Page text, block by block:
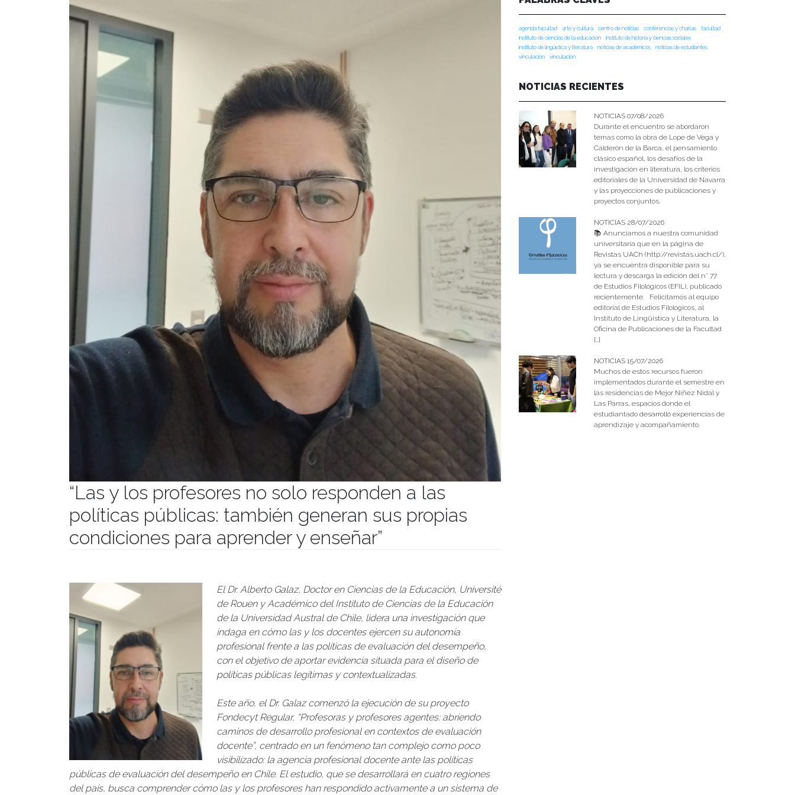
“Las y los profesores no solo responden a las
políticas públicas: también generan sus propias
condiciones para aprender y enseñar”
El Dr. Alberto Galaz, Doctor en Ciencias de la Educación, Université
de Rouen y Académico del Instituto de Ciencias de la Educación
de la Universidad Austral de Chile, lidera una investigación que
indaga en cómo las y los docentes ejercen su autonomía
profesional frente a las políticas de evaluación del desempeño,
con el objetivo de aportar evidencia situada para el diseño de
políticas públicas legítimas y contextualizadas.
Este año, el Dr. Galaz comenzó la ejecución de su proyecto
Fondecyt Regular, “Profesoras y profesores agentes: abriendo
caminos de desarrollo profesional en contextos de evaluación
docente”, centrado en un fenómeno tan complejo como poco
visibilizado: la agencia profesional docente ante las políticas
públicas de evaluación del desempeño en Chile. El estudio, que se desarrollará en cuatro regiones
del país, busca comprender cómo las y los profesores han respondido activamente a un sistema de
agenda facultad arte y cultura centro de noticias conferencias y charlas
facultad
instituto de ciencias de la educación
instituto de historia y ciencias sociales
instituto de lingüística y literatura
noticias de académicos
noticias de estudiantes
vinculacion
vinculación
NOTICIAS RECIENTES
NOTICIAS 07/08/2026
Durante el encuentro se abordaron
temas como la obra de Lope de Vega y
Calderón de la Barca, el pensamiento
clásico español, los desafíos de la
investigación en literatura, los criterios
editoriales de la Universidad de Navarra
y las proyecciones de publicaciones y
proyectos conjuntos.
NOTICIAS 28/07/2026
📚 Anunciamos a nuestra comunidad
universitaria que en la página de
Revistas UACh (http://revistas.uach.cl/),
ya se encuentra disponible para su
lectura y descarga la edición del n° 77
de Estudios Filológicos (EFIL), publicado
recientemente. Felicitamos al equipo
editorial de Estudios Filológicos, al
Instituto de Lingüística y Literatura, la
Oficina de Publicaciones de la Facultad
[…]
NOTICIAS 15/07/2026
Muchos de estos recursos fueron
implementados durante el semestre en
las residencias de Mejor Niñez Nidal y
Las Parras, espacios donde el
estudiantado desarrolló experiencias de
aprendizaje y acompañamiento.